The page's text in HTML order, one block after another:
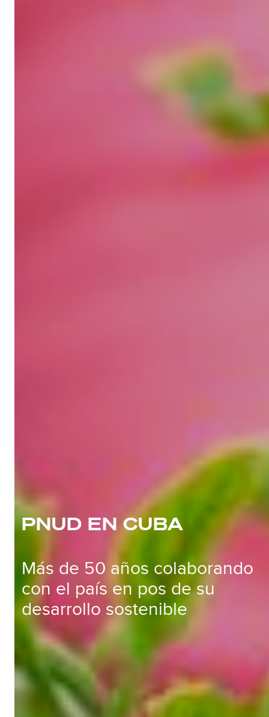
PNUD EN CUBA
Más de 50 años colaborando
con el país en pos de su
desarrollo sostenible